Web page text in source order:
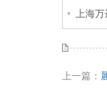
上海万
上一篇：